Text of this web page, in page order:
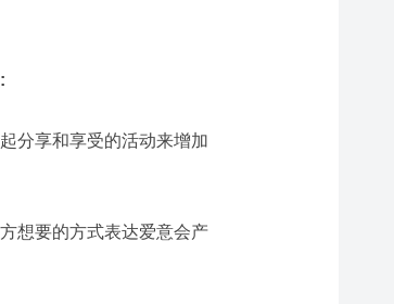
分享和享受的活动来增加
想要的方式表达爱意会产